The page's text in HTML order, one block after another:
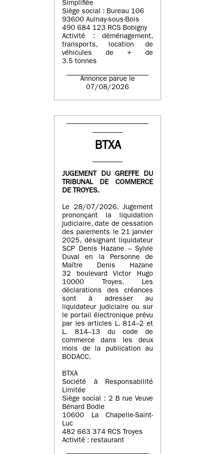
Simplifiée
Siège social : Bureau 106
93600 Aulnay-sous-Bois
490 684 123 RCS Bobigny
Activité : déménagement,
transports, location de
véhicules de + de
3.5 tonnes
Annonce parue le
07/08/2026
BTXA
JUGEMENT DU GREFFE DU
TRIBUNAL DE COMMERCE
DE TROYES.
Le 28/07/2026. Jugement
prononçant la liquidation
judiciaire, date de cessation
des paiements le 21 janvier
2025, désignant liquidateur
SCP Denis Hazane – Sylvie
Duval en la Personne de
Maître Denis Hazane
32 boulevard Victor Hugo
10000 Troyes. Les
déclarations des créances
sont à adresser au
liquidateur judiciaire ou sur
le portail électronique prévu
par les articles L. 814–2 et
L. 814–13 du code de
commerce dans les deux
mois de la publication au
BODACC.
BTXA
Société à Responsabilité
Limitée
Siège social : 2 B rue Veuve
Bénard Bodie
10600 La Chapelle-Saint-
Luc
482 663 374 RCS Troyes
Activité : restaurant